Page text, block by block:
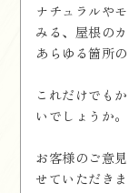
ナチュラルや
みる、屋根の
あらゆる箇所
これだけでも
いでしょうか。
お客様のご意
せていただきま